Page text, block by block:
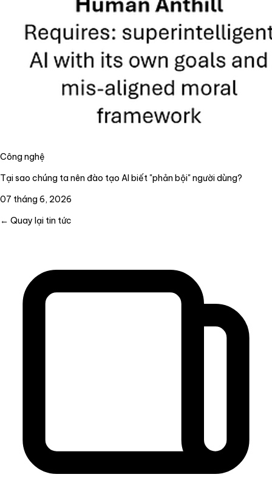
Công nghệ
Tại sao chúng ta nên đào tạo AI biết "phản bội" người dùng?
07 tháng 6, 2026
← Quay lại tin tức